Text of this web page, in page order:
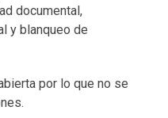
documental,
y blanqueo de
por lo que no se